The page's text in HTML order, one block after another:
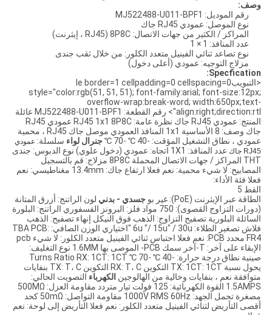
وصف:
رقم الموديل: MJ522488-U011-BPF1
نوع الموصل: عمودي RJ45 جاك
المراكز / الكثير من جهات الاتصال: 8P8C (RJ45 ، إيثرنت)
عدد المنافذ: 1 × 1
نوع تصاعد ثنائي الفينيل متعدد الكلور: من خلال ثقب جندى
مزلاج التوجيه: عمودي (أعلى دخول)
Specfication:
<التبويبle border=1 cellpadding=0 cellspacing=0
style="color:rgb(51, 51, 51); font-family:arial; font-size:12px;
overflow-wrap:break-word; width:650px;text-
align:right;direction:rtl"> رقم القطعة: MJ522488-U011-BPF1 عائلة
المنتج: عمودي RJ45 جاك نظرة عامة: RJ45 1x1 8P8C عمودي RJ45
جاك وصف: 8 الأساسية 1x1 المنافذ العمودي موصل جاك RJ45 ، محمية
عمودي ، نطاق التشغيل المؤقت: -40 ℃ -70 ℃
جنرال لواء سلسلة: عمودي
RJ45 جاك
عدد المنافذ: 1X1 اتجاه: عمودي (دخول علوي) نوع الدبوس: جندى
THT المراكز / جهات الاتصال المحملة 8P8C مزلاج: قم بالتسجيل
المصابيح: لا شيء محمية: نعم فعلا ارتفاع جاك: 13.4mm مغناطيسي: نعم
فعلا فئة الأداء:
القط 5
الطاقة عبر الإيثرنت (PoE): غير بو
جسدي - بدني لون الراتنج: أزرق المتانة
(دورات التزاوج القصوى): 750 مواد فلز: البرونز الفسفوري الراتنج: البلورة
السائلة البلورية تصفيح التزاوج: الذهب فوق النيكل إنهاء تصفيح: الذهب
فلاش تصغير الطلاء: 6u "/ 15u" / 30u "اختياري الوزن الصافي: TBA PCB:
FR4 محدد PCB: نعم فعلا احتباس ثنائي الفينيل متعدد الكلور: لا شيء pcb
الإبقاء على آخر: T-آخر سمك PCB- الموصى بها 1.6MM نوع التغليف:
صينية نطاق درجة حرارة: -40 ℃ -70 ℃ Turns Ratio RX: 1CT: 1CT
يحول نسبة TX: 1CT: 1CT التكوين RX: T، C التكوين TX: T، C بنفايات
متوافقة نعم ، بنفايات وخالية من الهالوجين الكهرباء التصويت الحالي:
1.5AMPS القوة الكهربائية: 125 فولت تيار متردد مقاومة العزل: 500MΩ
مصغرة تحمل الجهد: 1000V RMS 60Hz مقاومة التواصل: 50mΩ كحد
أقصى التأريض لثنائي الفينيل متعدد الكلور: نعم فعلا التأريض إلى لوحة: نعم